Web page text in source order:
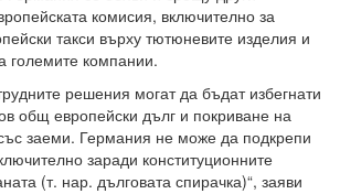
комисия, включително за
такси върху тютюневите изделия и
големите компании.
решения могат да бъдат избегнати
общ европейски дълг и покриване на
заеми. Германия не може да подкрепи
заради конституционните
(т. нар. дълговата спирачка)“, заяви